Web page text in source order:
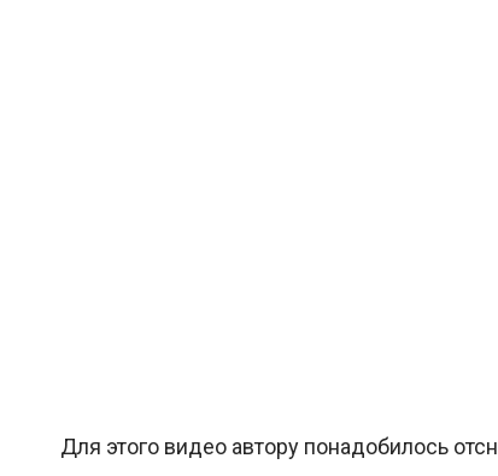
Для этого видео автору понадобилось